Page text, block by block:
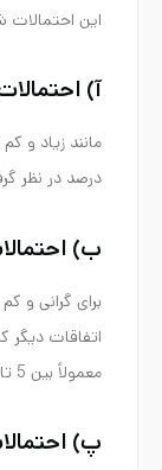
این احتمالات
آ)
درصد در نظر
ب)
برای گرانی و
اتفاقات دیگر
معمولاً بین 5 تا 15 درصد در نظر گرفته می‌شود.
پ)